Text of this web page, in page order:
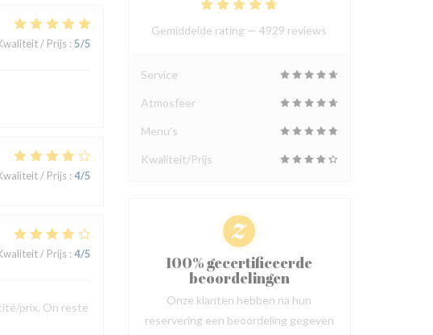
/ Prijs: 5/5
/ Prijs: 4/5
/ Prijs: 4/5
prix. On reste
Gemiddelde rating —4929 reviews
Service
Atmosfeer
Menu's
Kwaliteit/Prijs
100% gecertificeerde
beoordelingen
Onze klanten hebben na hun
reservering een beoordeling gegeven